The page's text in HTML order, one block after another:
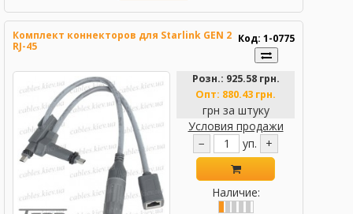
Комплект коннекторов для Starlink GEN 2
RJ-45
Код: 1-0775
Розн.: 925.58 грн.
Опт: 880.43 грн.
грн за штуку
Условия продажи
−
уп. +
Наличие: